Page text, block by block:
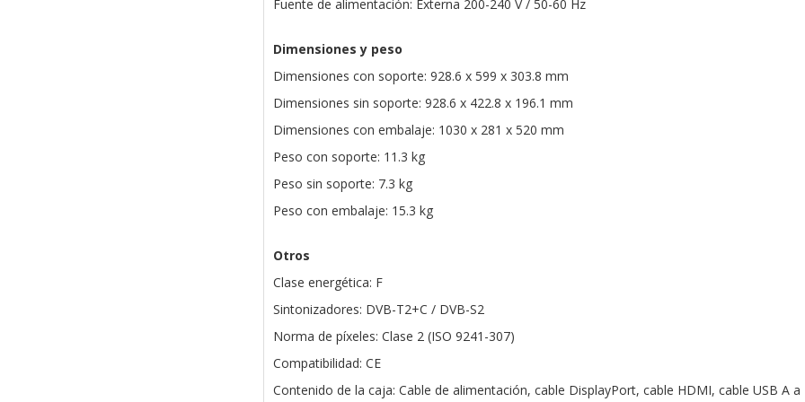
Fuente de alimentación: Externa 200-240 V / 50-60 Hz
Dimensiones y peso
Dimensiones con soporte: 928.6 x 599 x 303.8 mm
Dimensiones sin soporte: 928.6 x 422.8 x 196.1 mm
Dimensiones con embalaje: 1030 x 281 x 520 mm
Peso con soporte: 11.3 kg
Peso sin soporte: 7.3 kg
Peso con embalaje: 15.3 kg
Otros
Clase energética: F
Sintonizadores: DVB-T2+C / DVB-S2
Norma de píxeles: Clase 2 (ISO 9241-307)
Compatibilidad: CE
Contenido de la caja: Cable de alimentación, cable DisplayPort, cable HDMI, cable USB A a